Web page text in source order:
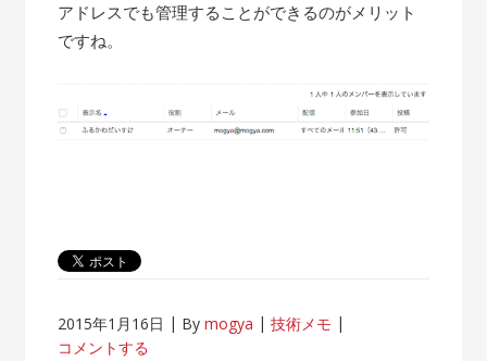
アドレスでも管理することができるのがメリット
ですね。
2015年1月16日 Bymogya
技術メモ
コメントする